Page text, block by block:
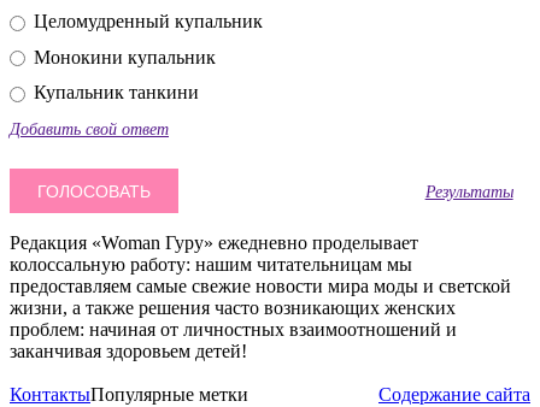
Целомудренный купальник
Монокини купальник
Купальник танкини
Добавить свой ответ
Результаты
Редакция «Woman Гуру» ежедневно проделывает
колоссальную работу: нашим читательницам мы
предоставляем самые свежие новости мира моды и светской
жизни, а также решения часто возникающих женских
проблем: начиная от личностных взаимоотношений и
заканчивая здоровьем детей!
Контакты Содержание сайта
Популярные метки